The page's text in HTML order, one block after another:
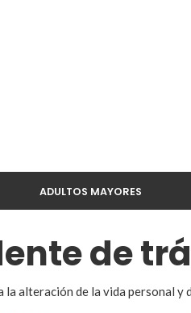
ADULTOS MAYORES
de
la alteración de la vida personal y